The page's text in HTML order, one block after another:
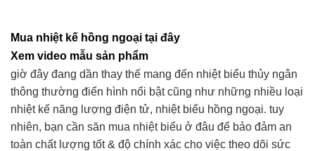
Mua nhiệt kế hồng ngoại tại đây
Xem video mẫu sản phẩm
giờ đây đang dần thay thế mang đến nhiệt biểu thủy ngân
thông thường điển hình nổi bật cũng như những nhiều loại
nhiệt kế năng lượng điện tử, nhiệt biểu hồng ngoại. tuy
nhiên, bạn cần săn mua nhiệt biểu ở đâu để bảo đảm an
toàn chất lượng tốt & độ chính xác cho việc theo dõi sức